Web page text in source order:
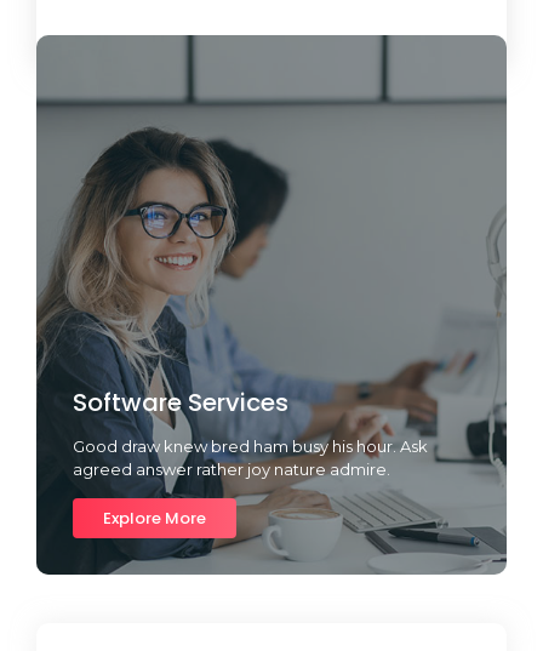
Software Services
Good draw knew bred ham busy his hour. Ask
agreed answer rather joy nature admire.
Explore More